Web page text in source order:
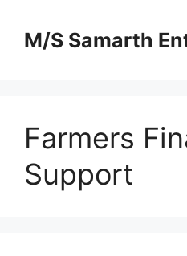
content
M/S Samarth
Farmers
Support